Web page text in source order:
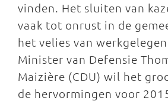
vinden. Het sluiten van
vaak tot onrust in de
het velies van
Minister van Defensie
Maizière (CDU) wil het
de hervormingen voor